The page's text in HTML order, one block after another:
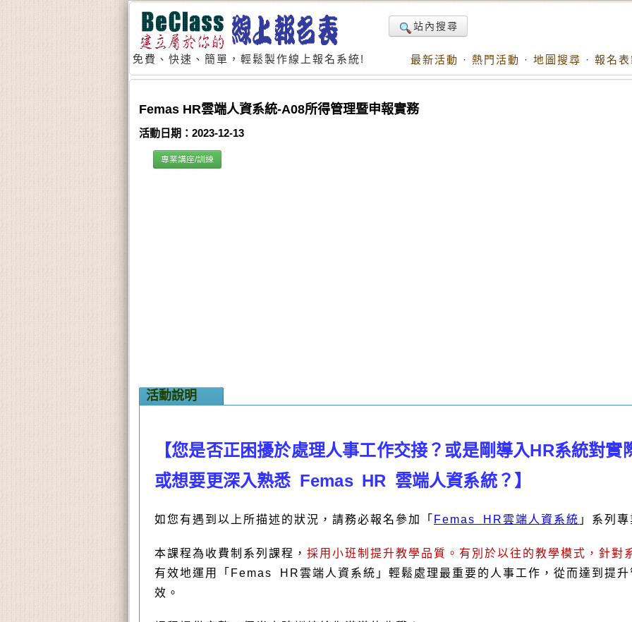
免費、快速、簡單，輕鬆製作線上報名系統!
站內搜尋
最新活動 · 熱門活動 · 地圖搜尋 · 報名
Femas HR雲端人資系統-A08所得管理暨申報實務
活動日期：2023-12-13
專業講座/訓練
活動說明
【您是否正困擾於處理人事工作交接？或是剛導入HR系統對
或想要更深入熟悉 Femas HR 雲端人資系統？】
如您有遇到以上所描述的狀況，請務必報名參加「 Femas HR雲端人資系統 」系列
本課程為收費制系列課程， 採用小班制提升教學品質。有別於以往的教學模式，針對
有效地運用「Femas HR雲端人資系統」輕鬆處理最重要的人事工作，從而達到提
效。